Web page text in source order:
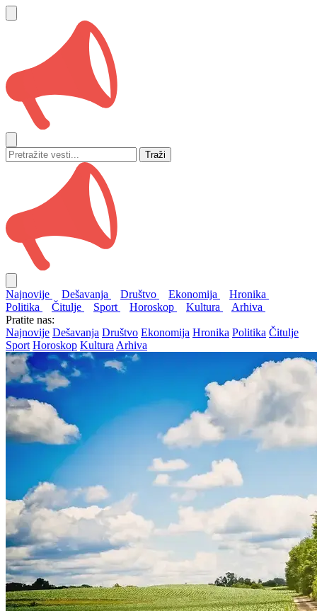
Traži
Najnovije Dešavanja Društvo Ekonomija
Hronika
Politika
Čitulje Sport Horoskop Kultura
Arhiva
Pratite nas:
Najnovije Dešavanja Društvo Ekonomija Hronika Politika Čitulje
Sport Horoskop Kultura Arhiva